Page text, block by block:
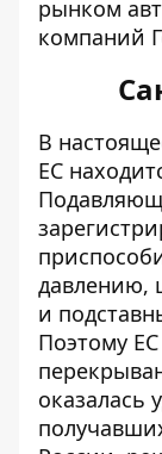
рынком
компаний
В
ЕС
давлению,
и
Поэтому
оказалась